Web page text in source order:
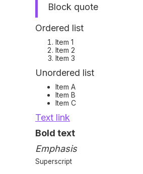
Block quote
Ordered list
Item 1
Item 2
Item 3
Unordered list
Item A
Item B
Item C
Text link
Bold text
Emphasis
Superscript